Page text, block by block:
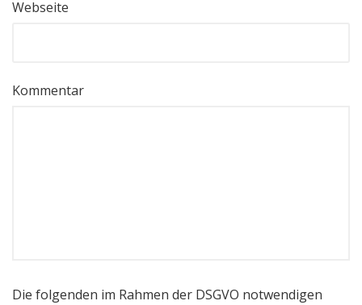
Webseite
Kommentar
Die folgenden im Rahmen der DSGVO notwendigen